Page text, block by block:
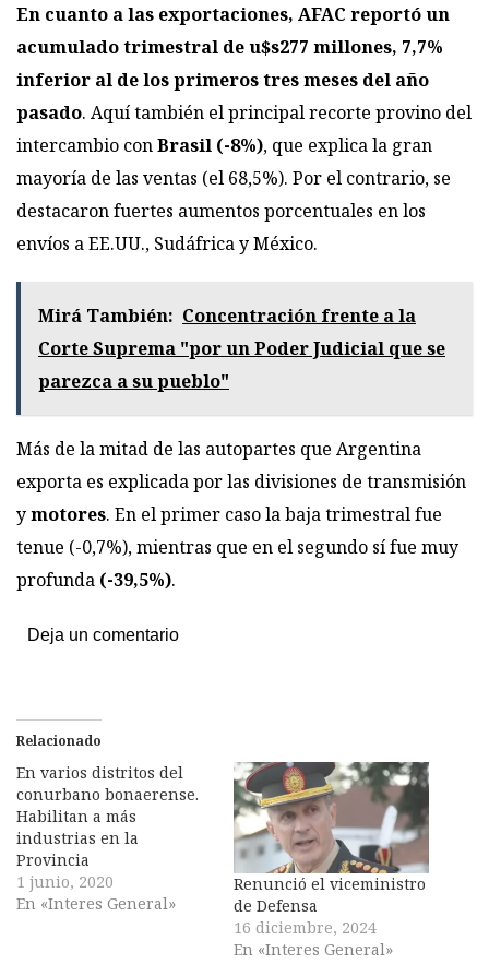
En cuanto a las exportaciones, AFAC reportó un
acumulado trimestral de u$s277 millones, 7,7%
inferior al de los primeros tres meses del año
pasado. Aquí también el principal recorte provino del
intercambio conBrasil (-8%), que explica la gran
mayoría de las ventas (el 68,5%). Por el contrario, se
destacaron fuertes aumentos porcentuales en los
envíos a EE.UU., Sudáfrica y México.
Mirá También: Concentración frente a la
Corte Suprema "por un Poder Judicial que se
parezca a su pueblo"
Más de la mitad de las autopartes que Argentina
exporta es explicada por las divisiones de transmisión
ymotores. En el primer caso la baja trimestral fue
tenue (-0,7%), mientras que en el segundo sí fue muy
profunda (-39,5%).
Deja un comentario
Relacionado
En varios distritos del
conurbano bonaerense.
Habilitan a más
industrias en la
Provincia
1 junio, 2020
En «Interes General»
Renunció el viceministro
de Defensa
16 diciembre, 2024
En «Interes General»